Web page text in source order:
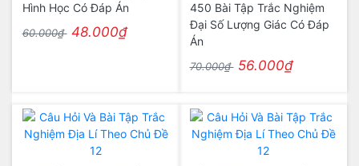
Hình Học Có Đáp Án
60.000₫ 48.000₫
450 Bài Tập Trắc Nghiệm
Đại Số Lượng Giác Có Đáp
Án
70.000₫ 56.000₫